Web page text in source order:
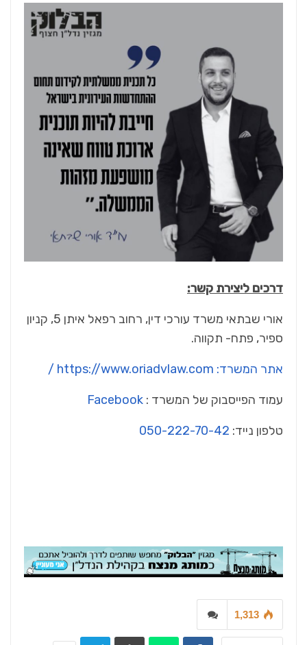
דרכים ליצירת קשר:
אורי שבתאי משרד עורכי דין, רחוב רפאל איתן 5, קניון
ספיר, פתח- תקווה.
אתר המשרד: https://www.oriadvlaw.com /
עמוד הפייסבוק של המשרד : Facebook
טלפון נייד: 050-222-70-42
1,313